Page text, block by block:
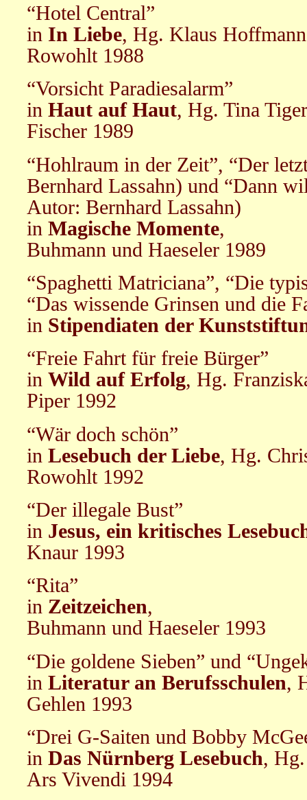
“Hotel Central”
in In Liebe, Hg. Klaus
Rowohlt 1988
“Vorsicht Paradiesalarm”
in Haut auf Haut, Hg. Tina
Fischer 1989
“Hohlraum in der Zeit”, “Der
Bernhard Lassahn) und “Dann
Autor: Bernhard Lassahn)
in Magische Momente,
Buhmann und Haeseler 1989
“Spaghetti Matriciana”, “Die
“Das wissende Grinsen und die
in Stipendiaten der
“Freie Fahrt für freie Bürger”
in Wild auf Erfolg, Hg.
Piper 1992
“Wär doch schön”
in Lesebuch der Liebe, Hg.
Rowohlt 1992
“Der illegale Bust”
in Jesus, ein kritisches
Knaur 1993
“Rita”
in Zeitzeichen,
Buhmann und Haeseler 1993
“Die goldene Sieben” und
in Literatur an Berufsschulen,
Gehlen 1993
“Drei G-Saiten und Bobby
in Das Nürnberg Lesebuch,
Ars Vivendi 1994